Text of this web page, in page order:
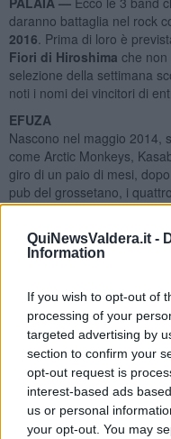
QuiNewsValdera.it -
Information
If you wish to opt-out of
processing of your
targeted advertising by
section to confirm your
opt-out request is
interest-based ads
us or personal
your opt-out. You may
daranno battaglia nel rock
2016 . Prima di loro è
Fiori di Hiroshima che
selezione della settimana
noti i nomi dei vincitori di
EFUZA
Nascono nel maggio 2014,
come Arctic Monkeys,
giro di un paio di mesi,
pub del grossetano, i
17 e i 19 anni) iniziano a
Montecristo". Il loro stile
delinearsi fra le ritmiche e
artisti come Coltrane,
attualmente sta lavorando
nella bassa Toscana.
Line-up:Francesco Lenzi
e cori); Stefano Marini
(batteria)Genere : Indie